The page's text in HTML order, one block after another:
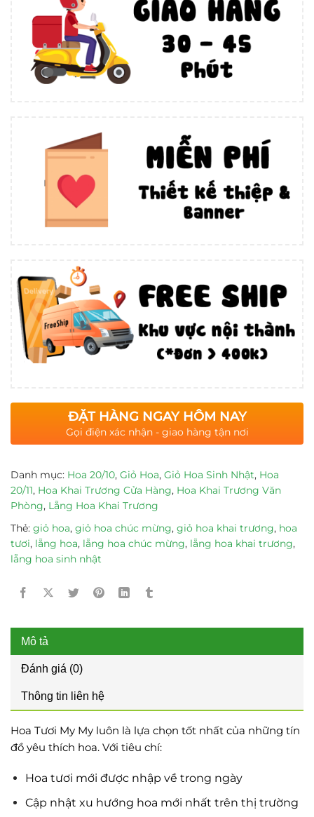
ĐẶT HÀNG NGAY HÔM NAY
Gọi điện xác nhận - giao hàng tận nơi
Danh mục: Hoa 20/10, Giỏ Hoa, Giỏ Hoa Sinh Nhật, Hoa
20/11, Hoa Khai Trương Cửa Hàng, Hoa Khai Trương Văn
Phòng, Lẵng Hoa Khai Trương
Thẻ: giỏ hoa, giỏ hoa chúc mừng, giỏ hoa khai trương, hoa
tươi, lẵng hoa, lẵng hoa chúc mừng, lẵng hoa khai trương,
lẵng hoa sinh nhật
Mô tả
Đánh giá (0)
Thông tin liên hệ
Hoa Tươi My My luôn là lựa chọn tốt nhất của những tín
đồ yêu thích hoa. Với tiêu chí:
Hoa tươi mới được nhập về trong ngày
Cập nhật xu hướng hoa mới nhất trên thị trường